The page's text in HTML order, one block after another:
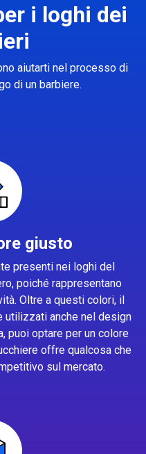
i loghi dei
aiutarti nel processo di
di un barbiere.
giusto
presenti nei loghi del
poiché rappresentano
Oltre a questi colori, il
utilizzati anche nel design
puoi optare per un colore
offre qualcosa che
sul mercato.